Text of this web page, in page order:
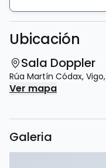
Ubicación
Sala Doppler
Rúa Martín Códax, Vigo,
Ver mapa
Galeria